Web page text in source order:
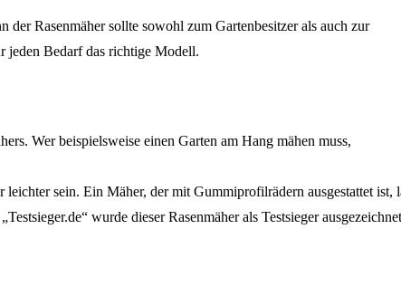
Rasenmäher sollte sowohl zum Gartenbesitzer als auch zur
jeden Bedarf das richtige Modell.
Wer beispielsweise einen Garten am Hang mähen muss,
sein. Ein Mäher, der mit Gummiprofilrädern ausgestattet ist,
wurde dieser Rasenmäher als Testsieger